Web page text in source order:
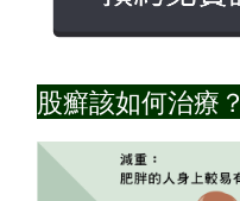
股癬該如何治療？